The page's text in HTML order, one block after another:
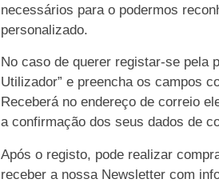
necessários para o podermos
personalizado.
No caso de querer registar-se pela
Utilizador” e preencha os campos
Receberá no endereço de correio
a confirmação dos seus dados de
Após o registo, pode realizar
receber a nossa Newsletter com